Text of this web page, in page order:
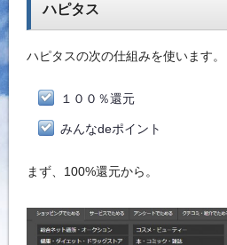
ハピタス
ハピタスの次の仕組みを使います。
１００％還元
みんなdeポイント
まず、100%還元から。